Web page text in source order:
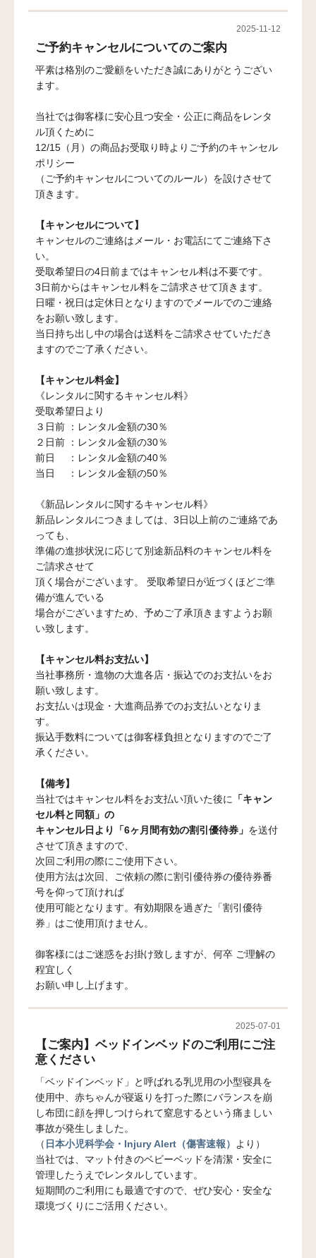
2025-11-12
ご予約キャンセルについてのご案内
平素は格別のご愛顧をいただき誠にありがとうござい
ます。
当社では御客様に安心且つ安全・公正に商品をレンタ
ル頂くために
12/15（月）の商品お受取り時よりご予約のキャンセル
ポリシー
（ご予約キャンセルについてのルール）を設けさせて
頂きます。
【キャンセルについて】
キャンセルのご連絡はメール・お電話にてご連絡下さ
い。
受取希望日の4日前まではキャンセル料は不要です。
3日前からはキャンセル料をご請求させて頂きます。
日曜・祝日は定休日となりますのでメールでのご連絡
をお願い致します。
当日持ち出し中の場合は送料をご請求させていただき
ますのでご了承ください。
【キャンセル料金】
《レンタルに関するキャンセル料》
受取希望日より
３日前 ：レンタル金額の30％
２日前 ：レンタル金額の30％
前日 ：レンタル金額の40％
当日 ：レンタル金額の50％
《新品レンタルに関するキャンセル料》
新品レンタルにつきましては、3日以上前のご連絡であ
っても、
準備の進捗状況に応じて別途新品料のキャンセル料を
ご請求させて
頂く場合がございます。 受取希望日が近づくほどご準
備が進んでいる
場合がございますため、予めご了承頂きますようお願
い致します。
【キャンセル料お支払い】
当社事務所・進物の大進各店・振込でのお支払いをお
願い致します。
お支払いは現金・大進商品券でのお支払いとなりま
す。
振込手数料については御客様負担となりますのでご了
承ください。
【備考】
当社ではキャンセル料をお支払い頂いた後に
「キャン
セル料と同額」の
キャンセル日より「6ヶ月間有効の割引優待券」 を送付
させて頂きますので、
次回ご利用の際にご使用下さい。
使用方法は次回、ご依頼の際に割引優待券の優待券番
号を仰って頂ければ
使用可能となります。有効期限を過ぎた「割引優待
券」はご使用頂けません。
御客様にはご迷惑をお掛け致しますが、何卒 ご理解の
程宜しく
お願い申し上げます。
2025-07-01
【ご案内】ベッドインベッドのご利用にご注
意ください
「ベッドインベッド」と呼ばれる乳児用の小型寝具を
使用中、赤ちゃんが寝返りを打った際にバランスを崩
し布団に顔を押しつけられて窒息するという痛ましい
事故が発生しました。
（ 日本小児科学会・Injury Alert（傷害速報）
より）
当社では、マット付きのベビーベッドを清潔・安全に
管理したうえでレンタルしています。
短期間のご利用にも最適ですので、ぜひ安心・安全な
環境づくりにご活用ください。